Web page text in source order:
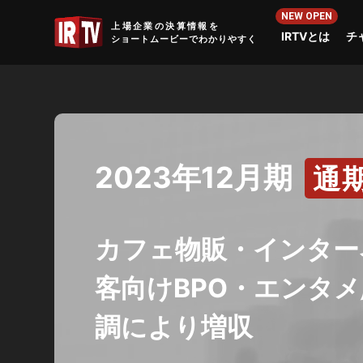
上場企業の決算情報を
ショートムービーでわかりやすく
IRTVとは チ
2023年12月期 通
カフェ物販・インタ
客向けBPO・エンタ
調により増収